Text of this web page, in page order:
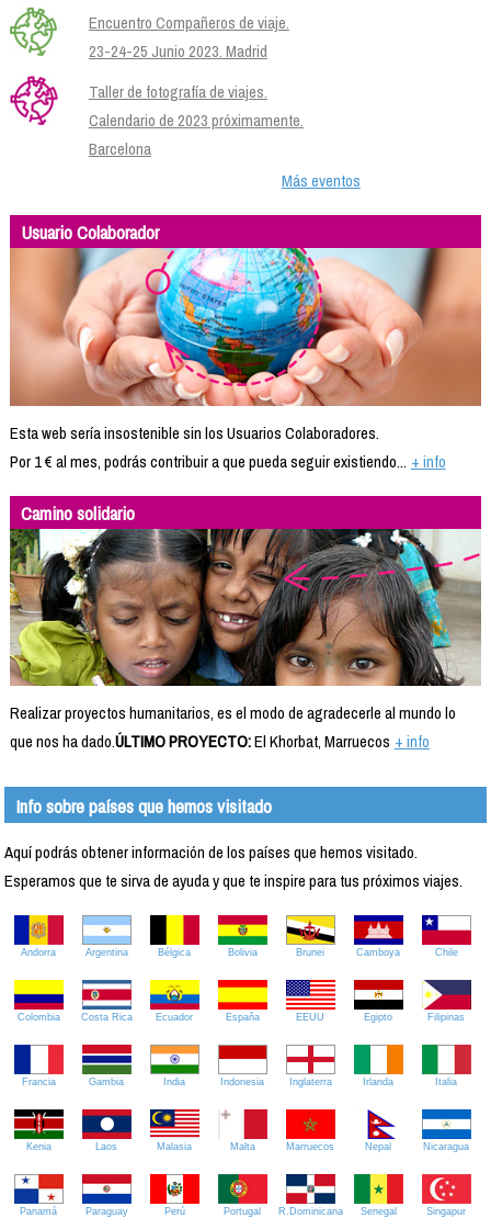
Encuentro Compañeros de viaje.
23-24-25 Junio 2023. Madrid
Taller de fotografía de viajes.
Calendario de 2023 próximamente.
Barcelona
Más eventos
Usuario Colaborador
Esta web sería insostenible sin los Usuarios Colaboradores.
Por 1 € al mes, podrás contribuir a que pueda seguir existiendo... + info
Camino solidario
Realizar proyectos humanitarios, es el modo de agradecerle al mundo lo
que nos ha dado.ÚLTIMO PROYECTO:El Khorbat, Marruecos + info
Info sobre países que hemos visitado
Aquí podrás obtener información de los países que hemos visitado.
Esperamos que te sirva de ayuda y que te inspire para tus próximos viajes.
Andorra Argentina Bélgica Bolivia Brunei Camboya Chile
Colombia Costa Rica Ecuador España EEUU Egipto Filipinas
Francia Gambia India Indonesia Inglaterra Irlanda Italia
Kenia Laos Malasia Malta Marruecos Nepal Nicaragua
Panamá Paraguay Perú Portugal R.Dominicana Senegal Singapur